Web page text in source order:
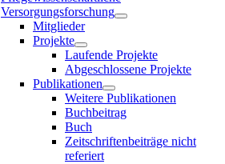
Versorgungsforschung
Mitglieder
Projekte
Laufende Projekte
Abgeschlossene Projekte
Publikationen
Weitere Publikationen
Buchbeitrag
Buch
Zeitschriftenbeiträge nicht
referiert